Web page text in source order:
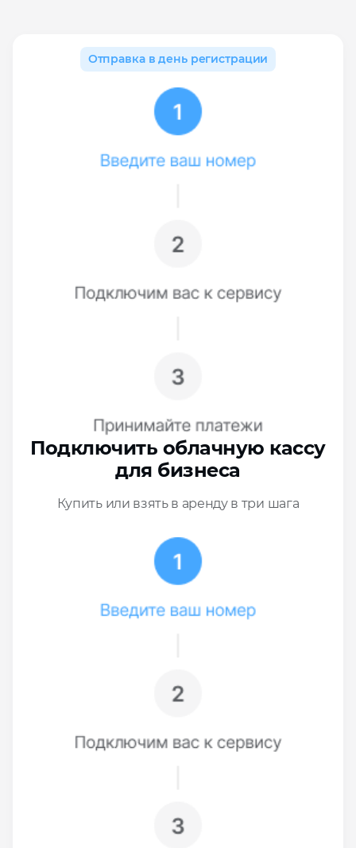
Отправка в день регистрации
Подключить облачную кассу
для бизнеса
Купить или взять в аренду в три шага